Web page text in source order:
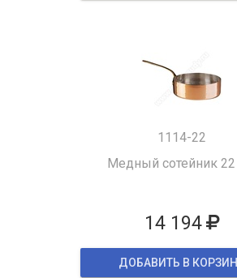
1114-22
Медный сотейник
14 194
ДОБАВИТЬ В